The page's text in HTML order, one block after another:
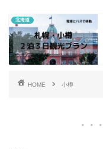
北海道
HOME 小樽